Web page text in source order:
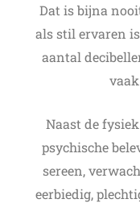
Dat is bijna
als stil ervaren
aantal
Naast de
psychische
sereen,
eerbiedig,